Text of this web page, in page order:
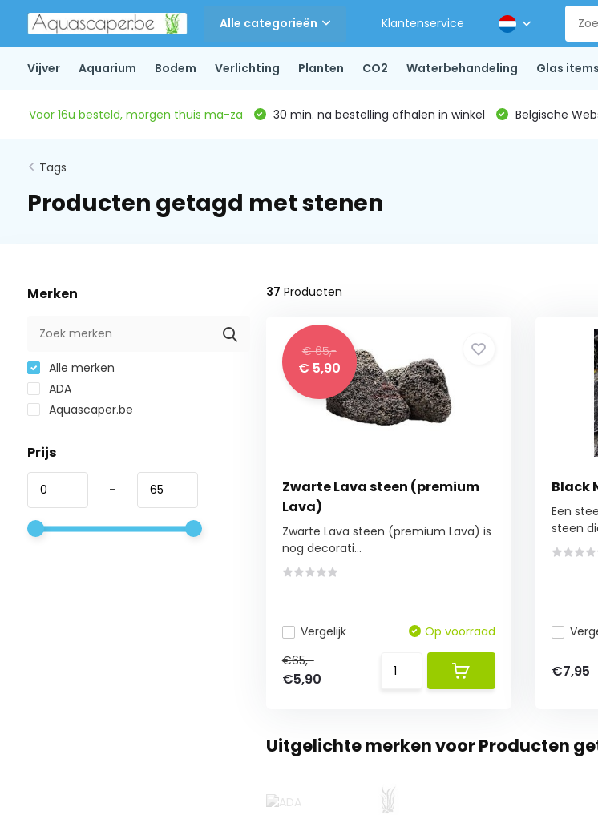
Alle categorieën Klantenservice
Vijver Aquarium Bodem Verlichting Planten CO2 Waterbehandeling Glas items
Voor 16u besteld, morgen thuis ma-za 30 min. na bestelling afhalen in winkel Belgische
Tags
Producten getagd met stenen
Merken
Alle merken
ADA
Aquascaper.be
Prijs
-
37 Producten
€ 65,-
€ 5,90
Zwarte Lava steen (premium
Lava)
Zwarte Lava steen (premium Lava) is
nog decorati...
Vergelijk
Op voorraad
€65,-
€5,90
Black
Een
steen
€7,95
Uitgelichte merken voor Producten